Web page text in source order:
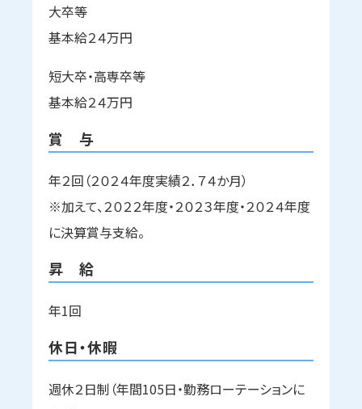
大卒等
基本給２４万円
短大卒・高専卒等
基本給２４万円
賞 与
年２回（２０２４年度実績２．７４か月）
※加えて、２０２２年度・２０２３年度・２０２４年度
に決算賞与支給。
昇 給
年1回
休日・休暇
週休２日制（年間105日・勤務ローテーションに